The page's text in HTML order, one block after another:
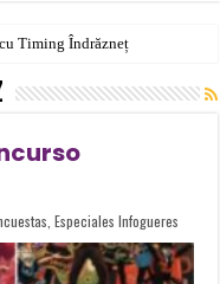
Timing Îndrăzneț
,Especiales Infogueres